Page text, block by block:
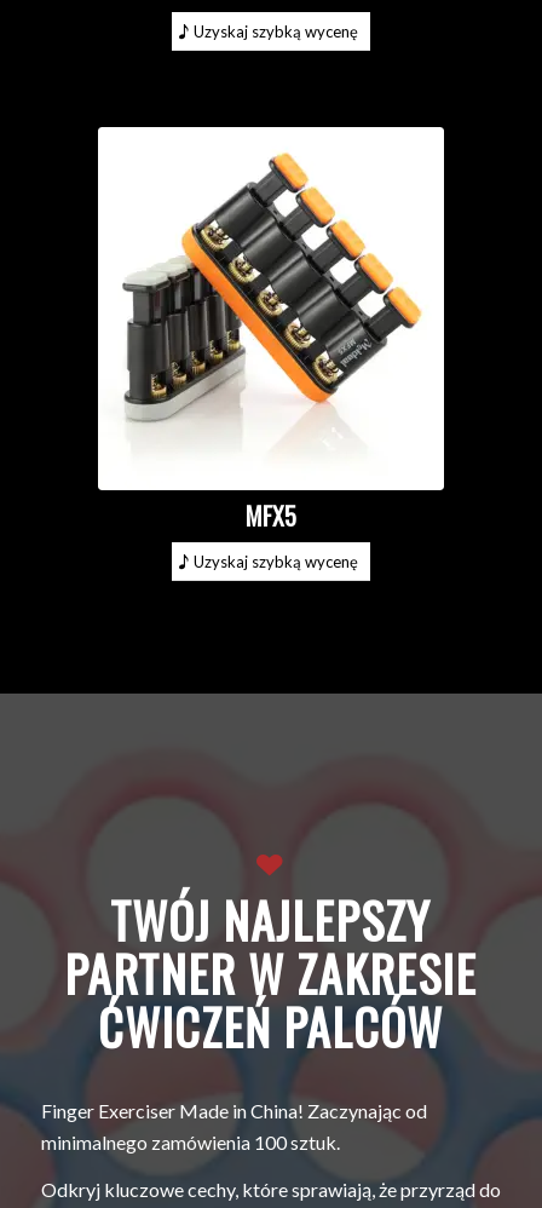
Uzyskaj szybką wycenę
MFX5
Uzyskaj szybką wycenę
TWÓJ NAJLEPSZY
PARTNER W ZAKRESIE
ĆWICZEŃ PALCÓW
Finger Exerciser Made in China! Zaczynając od
minimalnego zamówienia 100 sztuk.
Odkryj kluczowe cechy, które sprawiają, że przyrząd do